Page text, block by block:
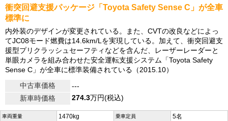
衝突回避支援パッケージ「Toyota Safety Sense C」が全車
標準に
内外装のデザインが変更されている。また、CVTの改良などによっ
てJC08モード燃費は14.6km/Lを実現している。加えて、衝突回避支
援型プリクラッシュセーフティなどを含んだ、レーザーレーダーと
単眼カメラを組み合わせた安全運転支援システム「Toyota Safety
Sense C」が全車に標準装備されている（2015.10）
中古車価格
---
新車時価格
274.3万円(税込)
車両重量 1470kg 乗車定員 5名